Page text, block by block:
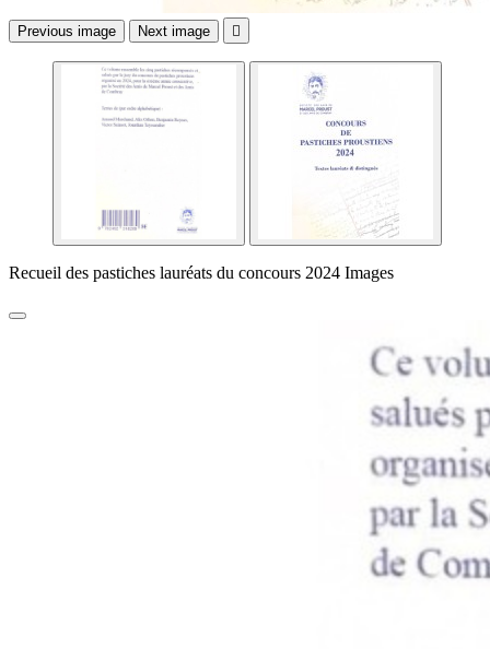
Previous image Next image 
Recueil des pastiches lauréats du concours 2024 Images